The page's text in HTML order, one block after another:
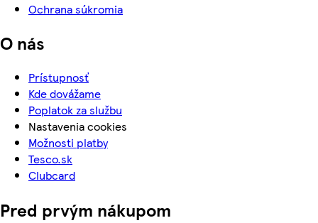
Ochrana súkromia
O nás
Prístupnosť
Kde dovážame
Poplatok za službu
Nastavenia cookies
Možnosti platby
Tesco.sk
Clubcard
Pred prvým nákupom